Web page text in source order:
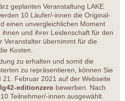
geplanten Veranstaltung LAKE
10 Läufer/-innen die Original-
einen unvergleichlichen Moment
und ihrer Leidenschaft für den
Veranstalter übernimmt für die
Kosten.
zu erhalten und somit die
zu repräsentieren, können Sie
Februar 2021 auf der Webseite
editionzero bewerben. Nach
Teilnehmer/-innen ausgewählt.